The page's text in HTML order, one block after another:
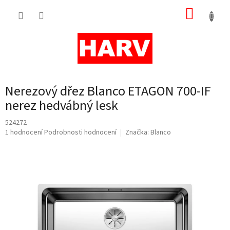
Nerezový dřez Blanco ETAGON 700-IF
nerez hedvábný lesk
524272
Průměrné
1 hodnoceníPodrobnosti hodnocení Značka: Blanco